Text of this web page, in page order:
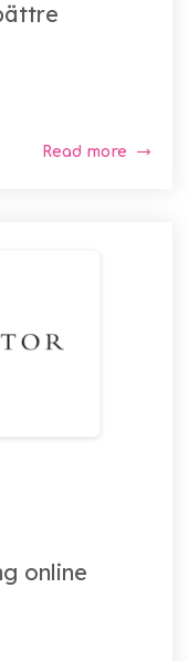
Read more
online